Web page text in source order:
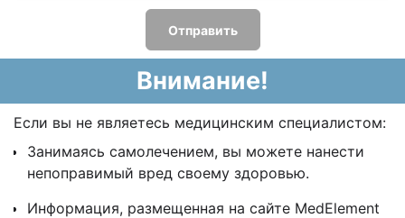
Отправить
Внимание!
Если вы не являетесь медицинским специалистом:
Занимаясь самолечением, вы можете нанести
непоправимый вред своему здоровью.
Информация, размещенная на сайте MedElement